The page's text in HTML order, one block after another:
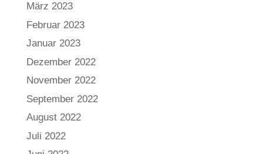
März 2023
Februar 2023
Januar 2023
Dezember 2022
November 2022
September 2022
August 2022
Juli 2022